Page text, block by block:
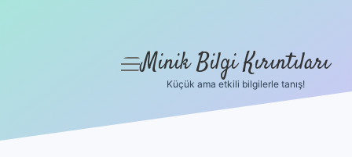
menüyü
Minik Bilgi Kırıntıları
Küçük ama etkili bilgilerle tanış!